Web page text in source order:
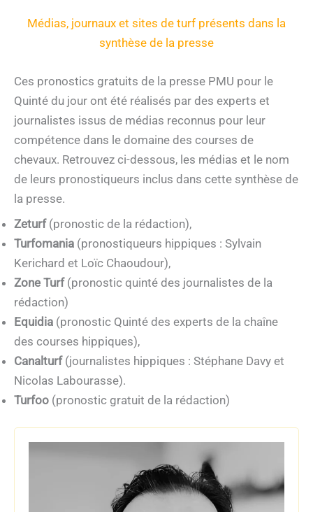
Médias, journaux et sites de turf présents dans la
synthèse de la presse
Ces pronostics gratuits de la presse PMU pour le
Quinté du jour ont été réalisés par des experts et
journalistes issus de médias reconnus pour leur
compétence dans le domaine des courses de
chevaux. Retrouvez ci-dessous, les médias et le nom
de leurs pronostiqueurs inclus dans cette synthèse de
la presse.
Zeturf(pronostic de la rédaction),
Turfomania (pronostiqueurs hippiques : Sylvain
Kerichard et Loïc Chaoudour),
Zone Turf(pronostic quinté des journalistes de la
rédaction)
Equidia (pronostic Quinté des experts de la chaîne
des courses hippiques),
Canalturf(journalistes hippiques : Stéphane Davy et
Nicolas Labourasse).
Turfoo (pronostic gratuit de la rédaction)